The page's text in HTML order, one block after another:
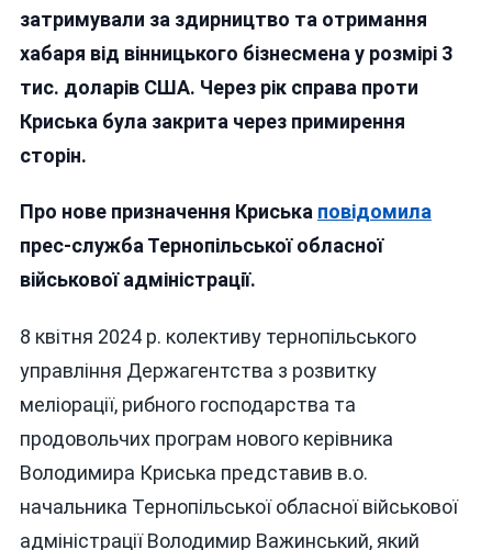
затримували за здирництво та отримання
хабаря від вінницького бізнесмена у розмірі 3
тис. доларів США. Через рік справа проти
Криська була закрита через примирення
сторін.
Про нове призначення Криська повідомила
прес-служба Тернопільської обласної
військової адміністрації.
8 квітня 2024 р. колективу тернопільського
управління Держагентства з розвитку
меліорації, рибного господарства та
продовольчих програм нового керівника
Володимира Криська представив в.о.
начальника Тернопільської обласної військової
адміністрації Володимир Важинський, який